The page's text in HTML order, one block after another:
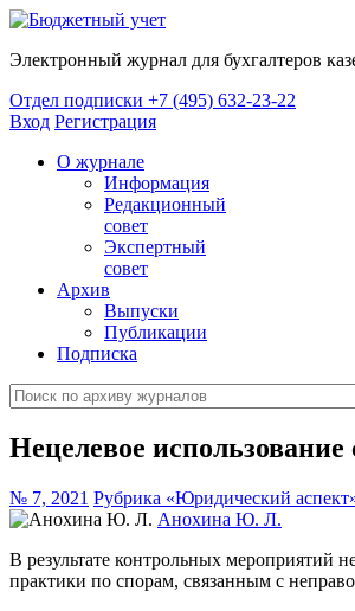
Электронный журнал для бухгалтеров
Отдел подписки +7 (495) 632-23-22
Вход Регистрация
О журнале
Информация
Редакционный
совет
Экспертный
совет
Архив
Выпуски
Публикации
Подписка
Нецелевое
№ 7, 2021 Рубрика «Юридический
Анохина Ю. Л.
В результате контрольных мероприятий
практики по спорам, связанным с